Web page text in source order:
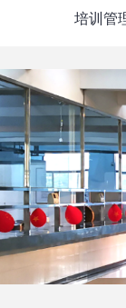
培训管